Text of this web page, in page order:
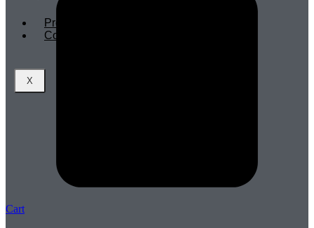
Profissionais
Contactos
X
Cart